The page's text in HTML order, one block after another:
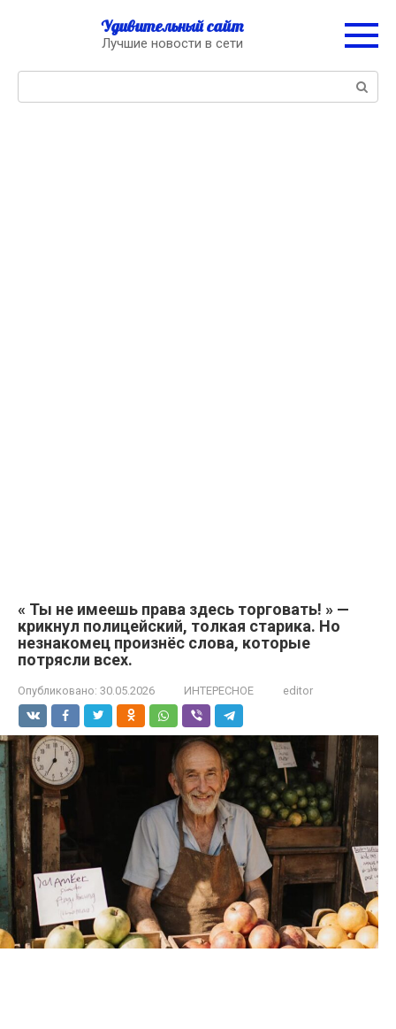
Удивительный сайт
Лучшие новости в сети
« Ты не имеешь права здесь торговать! » —
крикнул полицейский, толкая старика. Но
незнакомец произнёс слова, которые
потрясли всех.
Опубликовано: 30.05.2026 ИНТЕРЕСНОЕ editor